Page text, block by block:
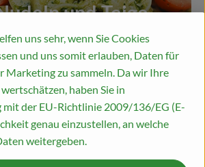
und Teige
Alle 28 Produkte anzeigen
gekühlt
uns sehr, wenn Sie Cookies
und uns somit erlauben, Daten für
Marketing zu sammeln. Da wir Ihre
haben Sie in
der EU-Richtlinie 2009/136/EG (E-
genau einzustellen, an welche
weitergeben.